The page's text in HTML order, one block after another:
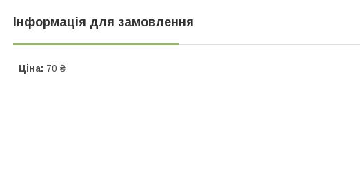
Інформація для замовлення
Ціна: 70 ₴